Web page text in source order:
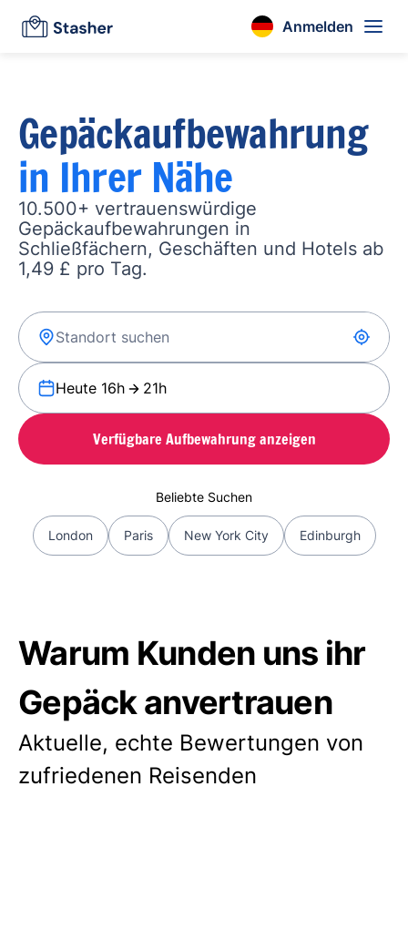
Anmelden
Gepäckaufbewahrung
in Ihrer Nähe
10.500+ vertrauenswürdige
Gepäckaufbewahrungen in
Schließfächern, Geschäften und Hotels ab
1,49 £ pro Tag.
Heute 16h 21h
Verfügbare Aufbewahrung anzeigen
Beliebte Suchen
London Paris New York City Edinburgh
Warum Kunden uns ihr
Gepäck anvertrauen
Aktuelle, echte Bewertungen von
zufriedenen Reisenden